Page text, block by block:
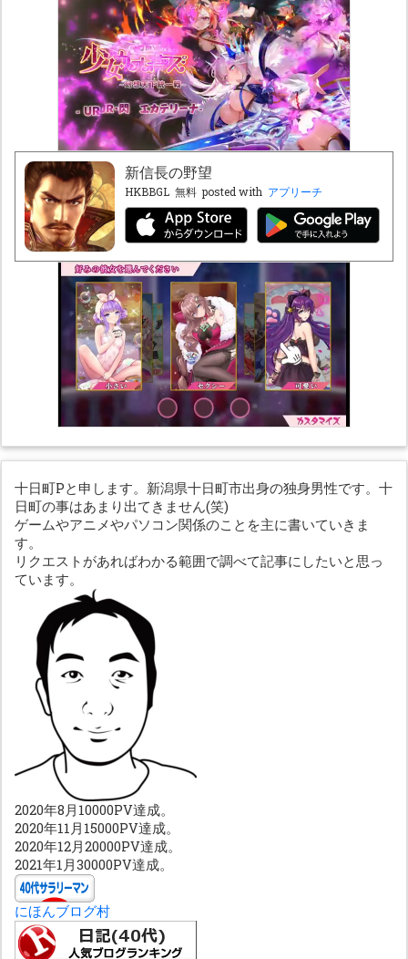
新信長の野望
HKBBGL 無料 posted with アプリーチ
十日町Pと申します。新潟県十日町市出身の独身男性です。十
日町の事はあまり出てきません(笑)
ゲームやアニメやパソコン関係のことを主に書いていきま
す。
リクエストがあればわかる範囲で調べて記事にしたいと思っ
ています。
2020年8月10000PV達成。
2020年11月15000PV達成。
2020年12月20000PV達成。
2021年1月30000PV達成。
にほんブログ村